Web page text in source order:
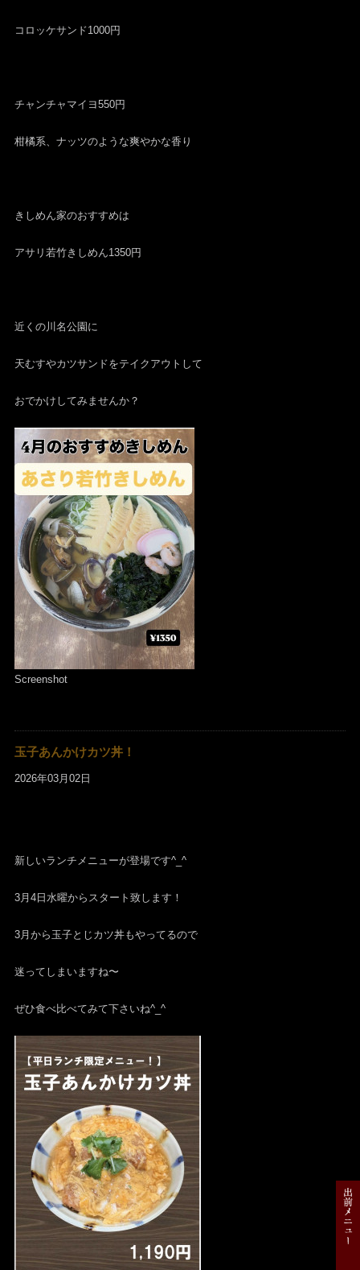
コロッケサンド1000円
チャンチャマイヨ550円
柑橘系、ナッツのような爽やかな香り
きしめん家のおすすめは
アサリ若竹きしめん1350円
近くの川名公園に
天むすやカツサンドをテイクアウトして
おでかけしてみませんか？
Screenshot
玉子あんかけカツ丼！
2026年03月02日
新しいランチメニューが登場です^_^
3月4日水曜からスタート致します！
3月から玉子とじカツ丼もやってるので
迷ってしまいますね〜
ぜひ食べ比べてみて下さいね^_^